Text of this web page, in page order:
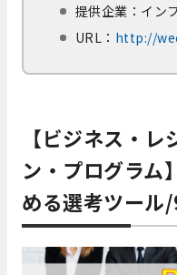
提供企業：イン
URL： http://
【ビジネス・
ン・プログラム
める選考ツール